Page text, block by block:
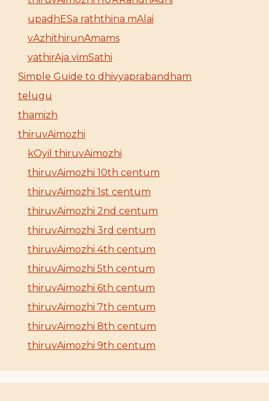
upadhESa raththina mAlai
vAzhithirunAmams
yathirAja vimSathi
Simple Guide to dhivyaprabandham
telugu
thamizh
thiruvAimozhi
kOyil thiruvAimozhi
thiruvAimozhi 10th centum
thiruvAimozhi 1st centum
thiruvAimozhi 2nd centum
thiruvAimozhi 3rd centum
thiruvAimozhi 4th centum
thiruvAimozhi 5th centum
thiruvAimozhi 6th centum
thiruvAimozhi 7th centum
thiruvAimozhi 8th centum
thiruvAimozhi 9th centum